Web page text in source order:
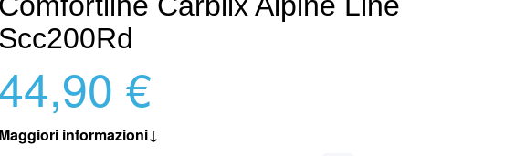
Scc200Rd
44,90 €
Maggiori informazioni↓